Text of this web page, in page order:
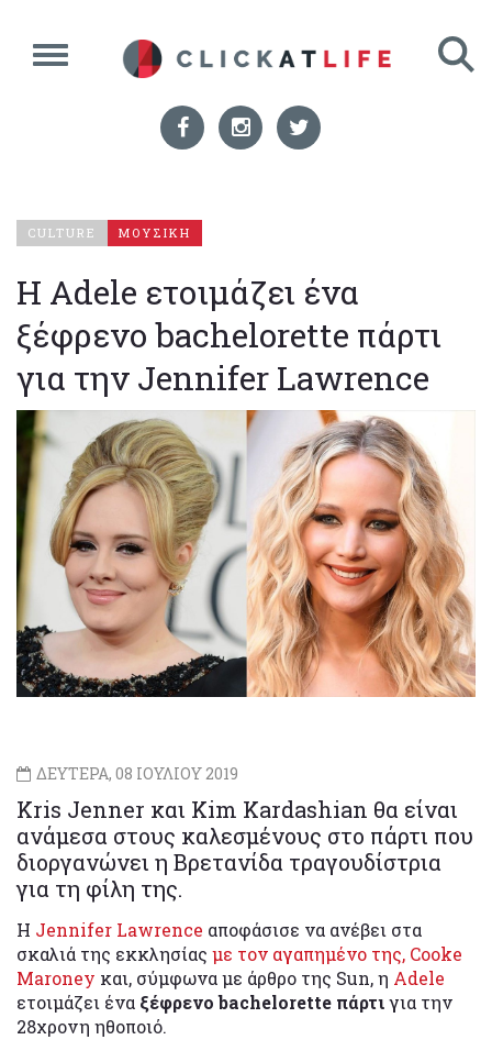
CULTURE ΜΟΥΣΙΚΗ
Η Adele ετοιμάζει ένα
ξέφρενο bachelorette πάρτι
για την Jennifer Lawrence
ΔΕΥΤΕΡΑ, 08 ΙΟΥΛΙΟΥ 2019
Kris Jenner και Kim Kardashian θα είναι
ανάμεσα στους καλεσμένους στο πάρτι που
διοργανώνει η Βρετανίδα τραγουδίστρια
για τη φίλη της.
Η Jennifer Lawrence αποφάσισε να ανέβει στα
σκαλιά της εκκλησίας με τον αγαπημένο της, Cooke
Maroney και, σύμφωνα με άρθρο της Sun, η Adele
ετοιμάζει ένα ξέφρενο bachelorette πάρτιγια την
28χρονη ηθοποιό.